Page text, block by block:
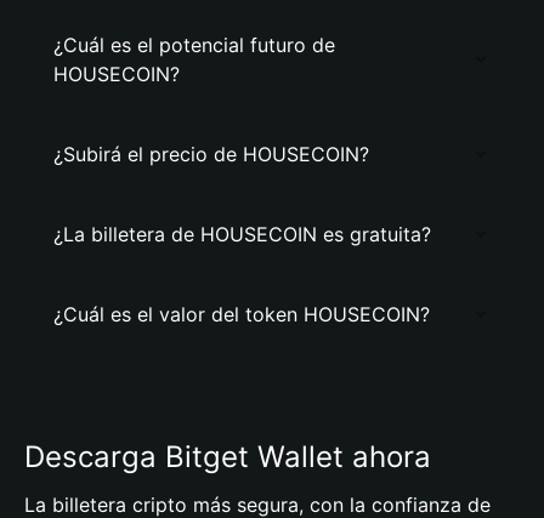
¿Cuál es el potencial futuro de
HOUSECOIN?
¿Subirá el precio de HOUSECOIN?
¿La billetera de HOUSECOIN es gratuita?
¿Cuál es el valor del token HOUSECOIN?
Descarga Bitget Wallet ahora
La billetera cripto más segura, con la confianza de